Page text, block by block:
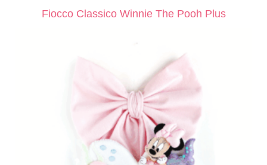
Fiocco Classico Winnie The Pooh Plus